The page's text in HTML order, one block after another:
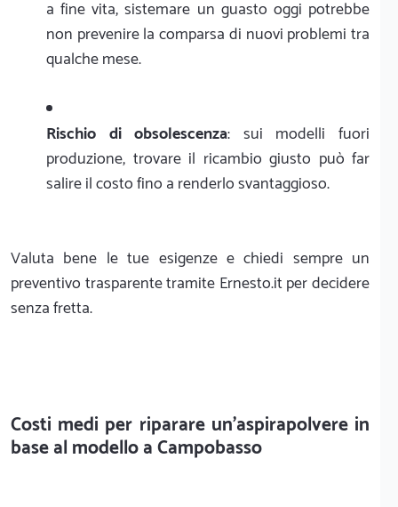
a fine vita, sistemare un guasto oggi potrebbe
non prevenire la comparsa di nuovi problemi tra
qualche mese.
Rischio di obsolescenza: sui modelli fuori
produzione, trovare il ricambio giusto può far
salire il costo fino a renderlo svantaggioso.
Valuta bene le tue esigenze e chiedi sempre un
preventivo trasparente tramite Ernesto.it per decidere
senza fretta.
Costi medi per riparare un'aspirapolvere in
base al modello a Campobasso